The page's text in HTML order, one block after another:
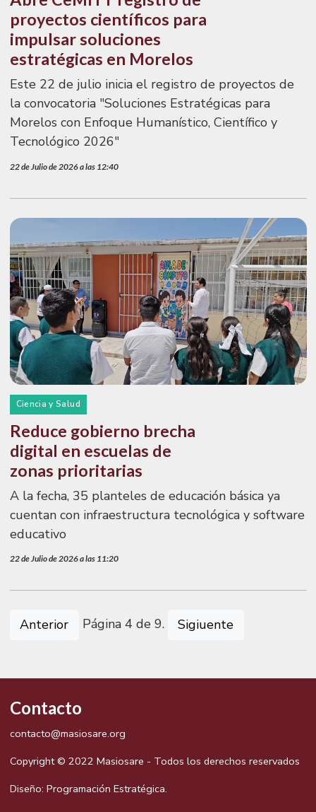
proyectos científicos para
impulsar soluciones
estratégicas en Morelos
Este 22 de julio inicia el registro de proyectos de
la convocatoria "Soluciones Estratégicas para
Morelos con Enfoque Humanístico, Científico y
Tecnológico 2026"
22 de Julio de 2026 a las 12:40
Ciencia y Salud
Reduce gobierno brecha
digital en escuelas de
zonas prioritarias
A la fecha, 35 planteles de educación básica ya
cuentan con infraestructura tecnológica y software
educativo
22 de Julio de 2026 a las 11:20
Anterior Página 4 de 9. Sigiuente
Contacto
contacto@masiosare.org
Copyright © 2022 Masiosare - Todos los derechos reservados
Diseño: Programación Estratégica.